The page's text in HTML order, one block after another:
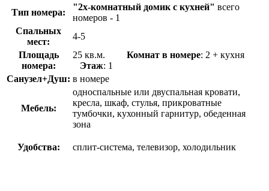
Тип номера:
"2х-комнатный домик с кухней" всего
номеров - 1
Спальных
мест:
4-5
Площадь
номера:
25 кв.м. Комнат в номере: 2 + кухня
Этаж: 1
Санузел+Душ: в номере
Мебель:
односпальные или двуспальная кровати,
кресла, шкаф, стулья, прикроватные
тумбочки, кухонный гарнитур, обеденная
зона
Удобства: сплит-система, телевизор, холодильник